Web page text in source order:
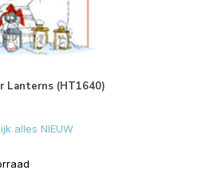
Lanterns (HT1640)
alles NIEUW